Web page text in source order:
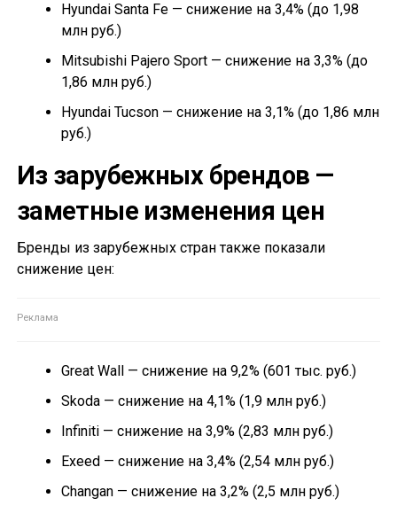
Hyundai Santa Fe — снижение на 3,4% (до 1,98
млн руб.)
Mitsubishi Pajero Sport — снижение на 3,3% (до
1,86 млн руб.)
Hyundai Tucson — снижение на 3,1% (до 1,86 млн
руб.)
Из зарубежных брендов —
заметные изменения цен
Бренды из зарубежных стран также показали
снижение цен:
Great Wall — снижение на 9,2% (601 тыс. руб.)
Skoda — снижение на 4,1% (1,9 млн руб.)
Infiniti — снижение на 3,9% (2,83 млн руб.)
Exeed — снижение на 3,4% (2,54 млн руб.)
Changan — снижение на 3,2% (2,5 млн руб.)